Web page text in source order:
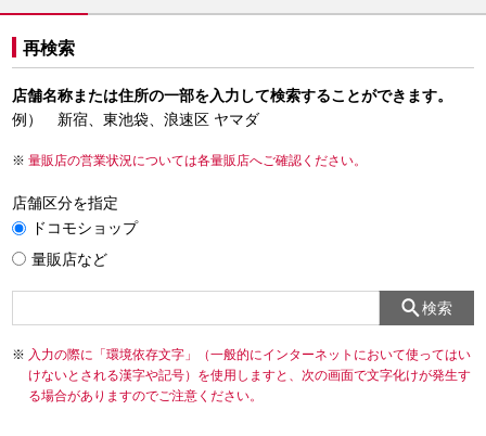
再検索
店舗名称または住所の一部を入力して検索することができます。
例） 新宿、東池袋、浪速区 ヤマダ
量販店の営業状況については各量販店へご確認ください。
店舗区分を指定
ドコモショップ
量販店など
検索
入力の際に「環境依存文字」（一般的にインターネットにおいて使ってはい
けないとされる漢字や記号）を使用しますと、次の画面で文字化けが発生す
る場合がありますのでご注意ください。